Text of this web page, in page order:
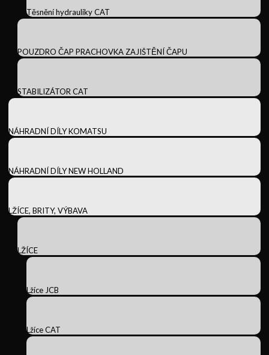
Těsnění hydrauliky CAT
POUZDRO ČAP PRACHOVKA ZAJIŠTĚNÍ ČAPU
STABILIZÁTOR CAT
NÁHRADNÍ DÍLY KOMATSU
NÁHRADNÍ DÍLY NEW HOLLAND
LŽÍCE, BRITY, VÝBAVA
LŽÍCE
Lžíce JCB
Lžíce CAT